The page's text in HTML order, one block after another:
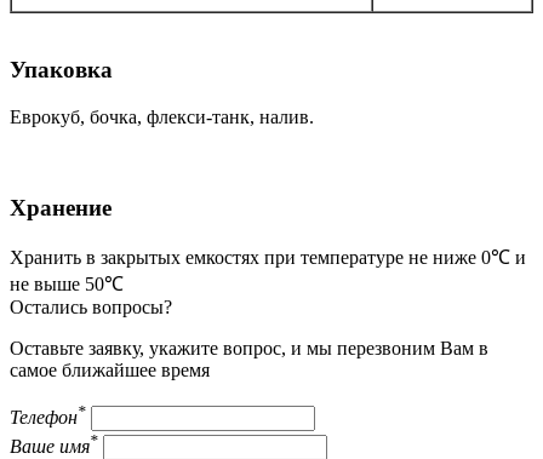
Упаковка
Еврокуб, бочка, флекси-танк, налив.
Хранение
Хранить в закрытых емкостях при температуре не ниже 0℃ и
не выше 50℃
Остались вопросы?
Оставьте заявку, укажите вопрос, и мы перезвоним Вам в
самое ближайшее время
Телефон*
Ваше имя*